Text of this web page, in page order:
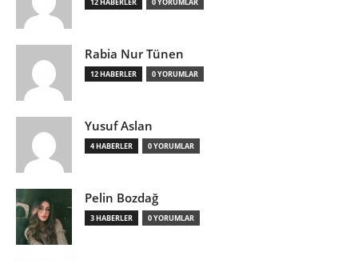
Rabia Nur Tünen
12 HABERLER 0 YORUMLAR
Yusuf Aslan
4 HABERLER 0 YORUMLAR
Pelin Bozdağ
3 HABERLER 0 YORUMLAR